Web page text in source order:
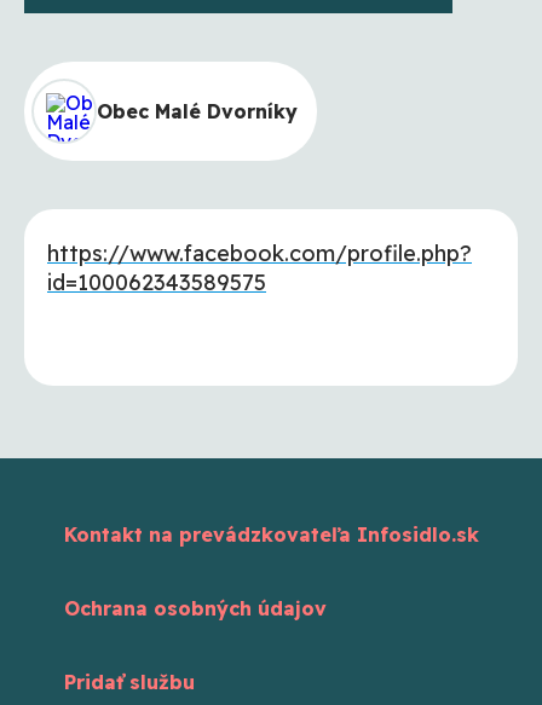
Obec Malé Dvorníky
https://www.facebook.com/profile.php?
id=100062343589575
Kontakt na prevádzkovateľa Infosidlo.sk
Ochrana osobných údajov
Pridať službu